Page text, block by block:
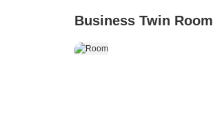
Business Twin Room